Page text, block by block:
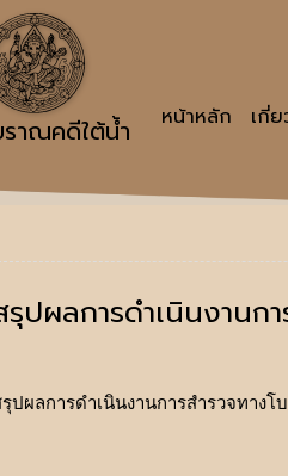
าณคดีใต้น้ำ หน้าหลัก เกี่
รุปผลการดำเนินงาน
ปผลการดำเนินงานการสำรวจทา